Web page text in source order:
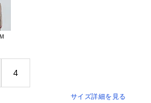
4
サイズ詳細を見る